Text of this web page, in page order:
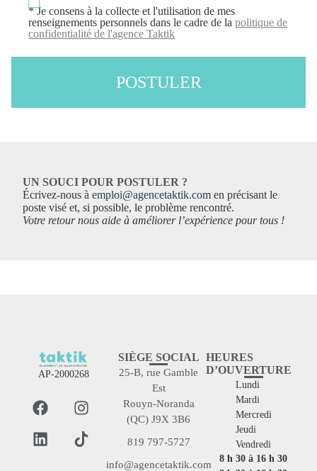
* Je consens à la collecte et l'utilisation de mes
renseignements personnels dans le cadre de la politique de
confidentialité de l'agence Taktik
POSTULER
UN SOUCI POUR POSTULER ?
Écrivez-nous à emploi@agencetaktik.com en précisant le
poste visé et, si possible, le problème rencontré.
Votre retour nous aide à améliorer l’expérience pour tous !
AP-2000268
SIÈGE SOCIAL
25-B, rue Gamble
Est
Rouyn-Noranda
(QC) J9X 3B6
819 797-5727
info@agencetaktik.com
HEURES
D’OUVERTURE
Lundi
Mardi
Mercredi
Jeudi
Vendredi
8 h 30 à 16 h 30